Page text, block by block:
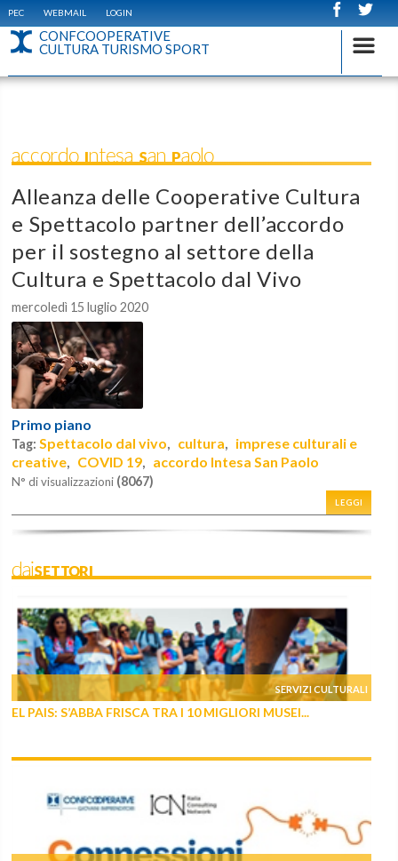
PEC WEBMAIL LOGIN
CONFCOOPERATIVE
CULTURA TURISMO SPORT
accordo Intesa San Paolo
Alleanza delle Cooperative Cultura
e Spettacolo partner dell’accordo
per il sostegno al settore della
Cultura e Spettacolo dal Vivo
mercoledì 15 luglio 2020
Primo piano
Tag:Spettacolo dal vivo, cultura, imprese culturali e
creative, COVID 19, accordo Intesa San Paolo
N° di visualizzazioni (8067)
LEGGI
daiSETTORI
SERVIZI CULTURALI
EL PAIS: S’ABBA FRISCA TRA I 10 MIGLIORI MUSEI...